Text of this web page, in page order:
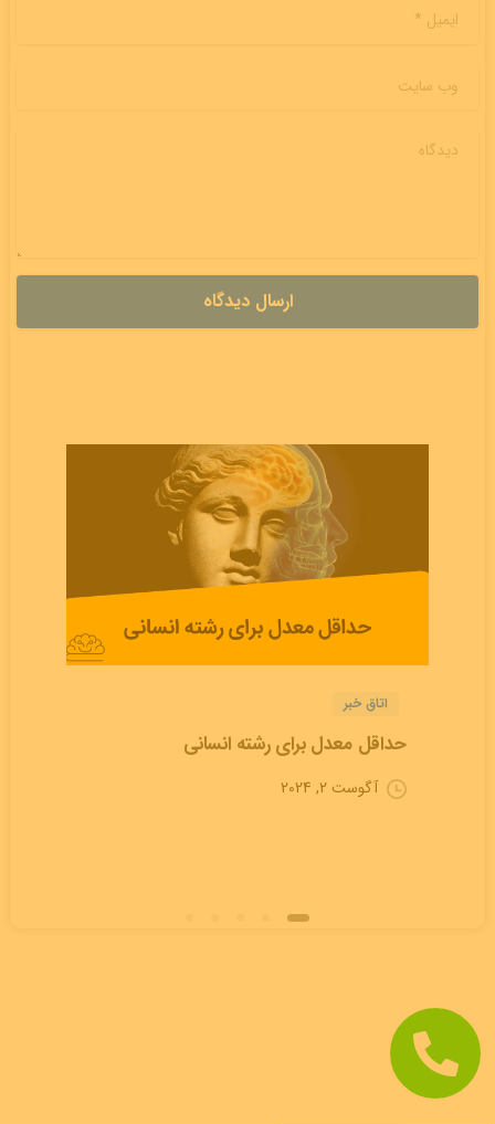
ایمیل *
وب سایت
دیدگاه
اتاق خبر
حداقل معدل برای رشته انسانی
آگوست 2, 2024